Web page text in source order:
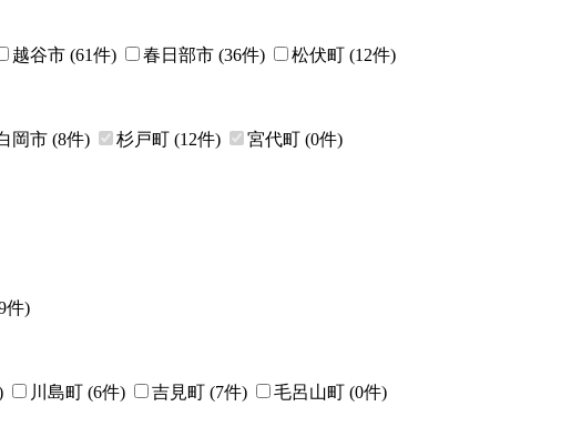
越谷市 (61件) 春日部市 (36件) 松伏町 (12件)
岡市 (8件) 杉戸町 (12件) 宮代町 (0件)
件)
川島町 (6件) 吉見町 (7件) 毛呂山町 (0件)